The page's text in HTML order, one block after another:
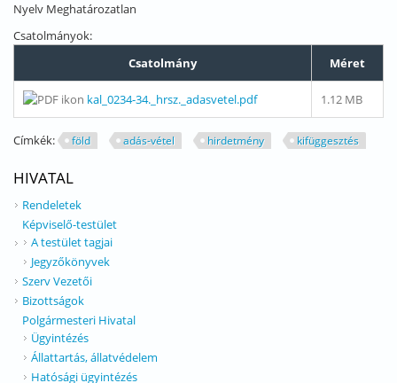
Nyelv Meghatározatlan
Csatolmányok:
Csatolmány
Méret
kal_0234-34._hrsz._adasvetel.pdf 1.12 MB
Címkék: föld adás-vétel hirdetmény kifüggesztés
HIVATAL
Rendeletek
Képviselő-testület
A testület tagjai
Jegyzőkönyvek
Szerv Vezetői
Bizottságok
Polgármesteri Hivatal
Ügyintézés
Állattartás, állatvédelem
Hatósági ügyintézés